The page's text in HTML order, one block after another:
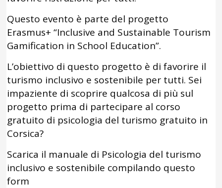
Questo evento è parte del progetto
Erasmus+ “Inclusive and Sustainable Tourism
Gamification in School Education”.
L’obiettivo di questo progetto è di favorire il
turismo inclusivo e sostenibile per tutti. Sei
impaziente di scoprire qualcosa di più sul
progetto prima di partecipare al corso
gratuito di psicologia del turismo gratuito in
Corsica?
Scarica il manuale di Psicologia del turismo
inclusivo e sostenibile compilando questo
form